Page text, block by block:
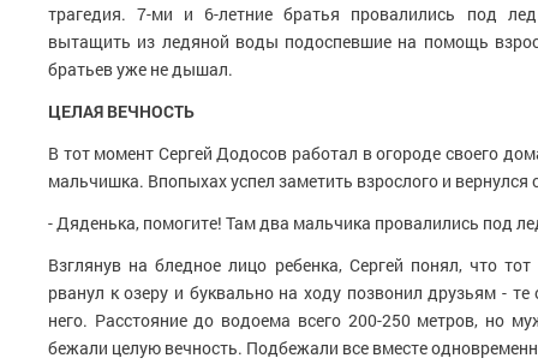
трагедия. 7-ми и 6-летние братья провалились под
вытащить из ледяной воды подоспевшие на помощь
братьев уже не дышал.
ЦЕЛАЯ ВЕЧНОСТЬ
В тот момент Сергей Додосов работал в огороде своего
мальчишка. Впопыхах успел заметить взрослого и вернулся
- Дяденька, помогите! Там два мальчика провалились под
Взглянув на бледное лицо ребенка, Сергей понял, что
рванул к озеру и буквально на ходу позвонил друзьям -
него. Расстояние до водоема всего 200-250 метров, но
бежали целую вечность. Подбежали все вместе